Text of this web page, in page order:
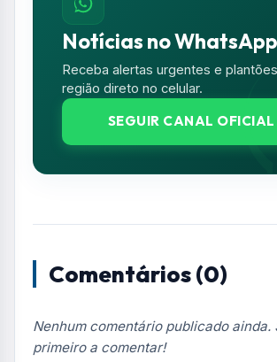
Notícias no WhatsApp
Receba alertas urgentes e
região direto no celular.
SEGUIR CANAL OFICIAL
Comentários (0)
Nenhum comentário publicado ainda.
primeiro a comentar!